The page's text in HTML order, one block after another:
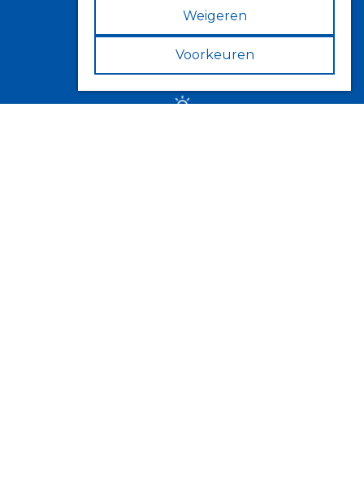
Over ons
Tips
Verkooppunten
Weigeren
Voorkeuren